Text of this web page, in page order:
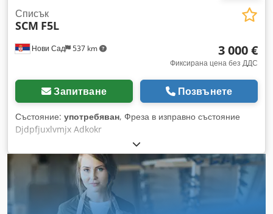
Нови Сад 537 km
Списък
SCM F5L
3 000 €
Фиксирана цена без ДДС
Запитване Позвънете
Състояние: употребяван, Фреза в изправно състояние
Djdpfjuxlvmjx Adkokr